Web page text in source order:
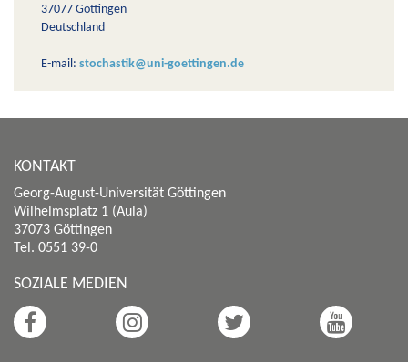
37077 Göttingen
Deutschland
E-mail: stochastik@uni-goettingen.de
KONTAKT
Georg-August-Universität Göttingen
Wilhelmsplatz 1 (Aula)
37073 Göttingen
Tel. 0551 39-0
SOZIALE MEDIEN